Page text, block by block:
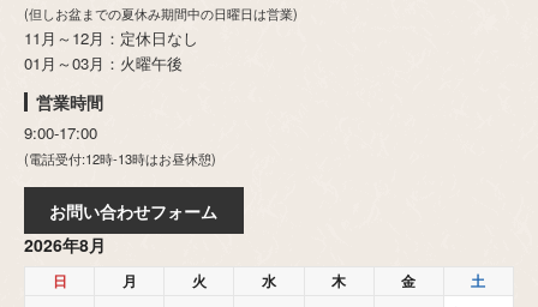
(但しお盆までの夏休み期間中の日曜日は営業)
11月～12月：定休日なし
01月～03月：火曜午後
営業時間
9:00-17:00
(電話受付:12時-13時はお昼休憩)
お問い合わせフォーム
2026年8月
日 月 火 水 木 金 土